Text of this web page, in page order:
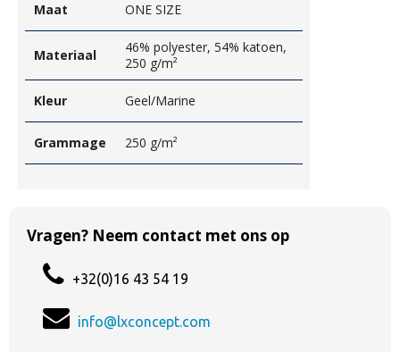
Maat ONE SIZE
Materiaal
46% polyester, 54% katoen,
250 g/m²
Kleur Geel/Marine
Grammage 250 g/m²
Vragen? Neem contact met ons op
+32(0)16 43 54 19
info@lxconcept.com